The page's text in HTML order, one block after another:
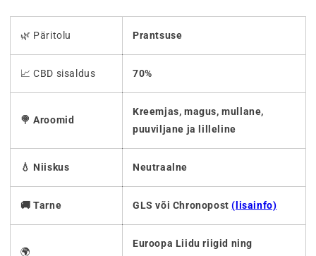
🌿 Päritolu Prantsuse
📈 CBD sisaldus 70%
🍭 Aroomid
Kreemjas, magus, mullane,
puuviljane ja lilleline
💧 Niiskus Neutraalne
🚚 Tarne GLS või Chronopost (lisainfo)
🌍
Euroopa Liidu riigid ning